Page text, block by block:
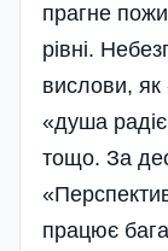
прагне
рівні.
вислови, як
«душа
тощо. За
працює